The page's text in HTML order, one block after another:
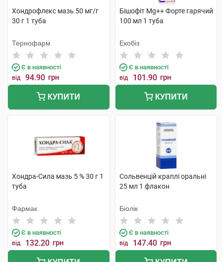
Хондрофлекс мазь 50 мг/г
30 г 1 туба
Тернофарм
Є в наявності
від 94.90 грн
КУПИТИ
Бішофіт Mg++ Форте гарячий
100 мл 1 туба
Екобіз
Є в наявності
від 101.90 грн
КУПИТИ
Хондра-Сила мазь 5 % 30 г 1
туба
Фармак
Є в наявності
від 132.20 грн
Сольвенцій краплі оральні
25 мл 1 флакон
Біолік
Є в наявності
від 147.40 грн